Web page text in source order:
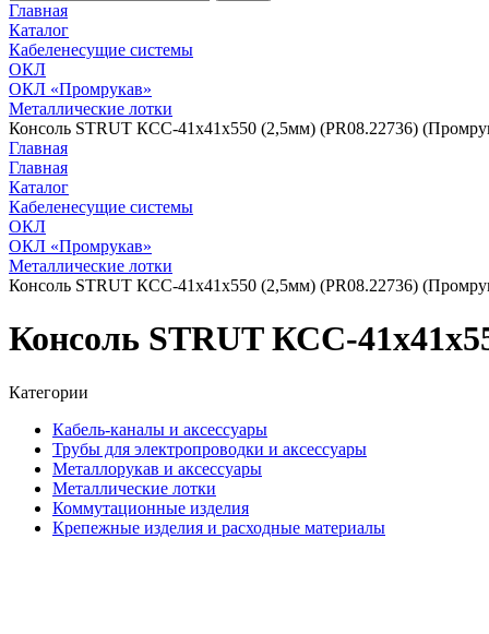
Главная
Каталог
Кабеленесущие системы
ОКЛ
ОКЛ «Промрукав»
Металлические лотки
Консоль STRUT КСС-41х41х550 (2,5мм) (PR08.22736)
Главная
Главная
Каталог
Кабеленесущие системы
ОКЛ
ОКЛ «Промрукав»
Металлические лотки
Консоль STRUT КСС-41х41х550 (2,5мм) (PR08.22736)
Консоль STRUT КСС-
Категории
Кабель-каналы и аксессуары
Трубы для электропроводки и аксессуары
Металлорукав и аксессуары
Металлические лотки
Коммутационные изделия
Крепежные изделия и расходные материалы